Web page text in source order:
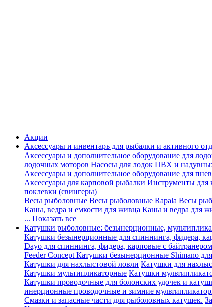
Акции
Аксессуары и инвентарь для рыбалки и активного
Аксессуары и дополнительное оборудование для
лодочных моторов Насосы для лодок ПВХ и
Аксессуары и дополнительное оборудование для
Аксессуары для карповой рыбалки Инструменты для
поклевки (свингеры)
Весы рыболовные Весы рыболовные Rapala Весы
Каны, ведра и емкости для живца Каны и ведра для
... Показать все
Катушки рыболовные: безынерционные,
Катушки безынерционные для спиннинга, фидера,
Dayo для спиннинга, фидера, карповые с байтранером
Feeder Concept Катушки безынерционные Shimano
Катушки для нахлыстовой ловли Катушки для
Катушки мультипликаторные Катушки
Катушки проводочные для болонских удочек и
инерционные проводочные и зимние
Смазки и запасные части для рыболовных катушек.